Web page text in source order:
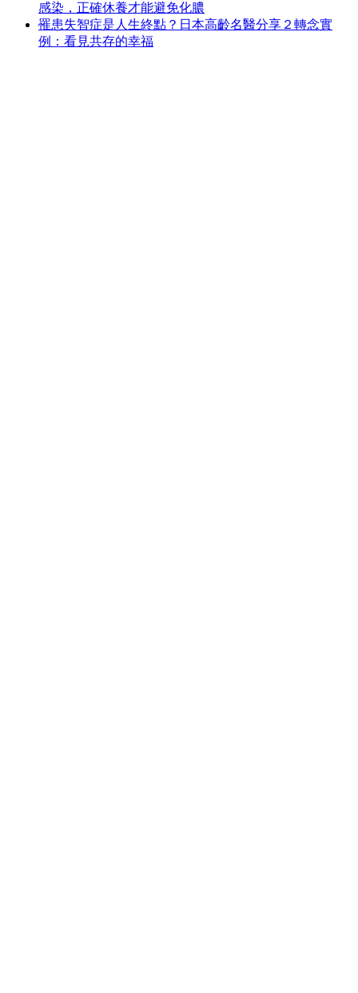
感染，正確休養才能避免化膿
罹患失智症是人生終點？日本高齡名醫分享２轉念實
例：看見共存的幸福